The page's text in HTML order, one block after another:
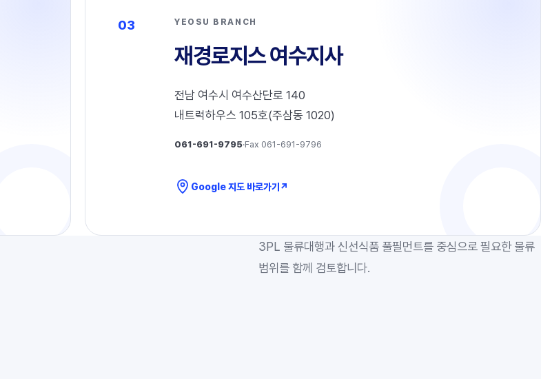
03 YEOSU BRANCH
재경로지스 여수지사
전남 여수시 여수산단로 140
내트럭하우스 105호(주삼동 1020)
061-691-9795·Fax 061-691-9796
Google 지도 바로가기 ↗
3PL 물류대행과 신선식품 풀필먼트를 중심으로 필요한 물류
범위를 함께 검토합니다.